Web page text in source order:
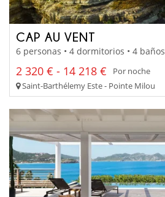
CAP AU VENT
6 personas • 4 dormitorios • 4 baños
2 320 € - 14 218 €
Por noche
Saint-Barthélemy Este - Pointe Milou